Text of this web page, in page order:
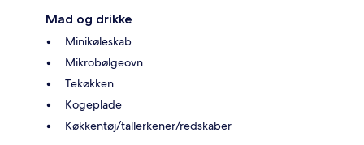
Mad og drikke
Minikøleskab
Mikrobølgeovn
Tekøkken
Kogeplade
Køkkentøj/tallerkener/redskaber